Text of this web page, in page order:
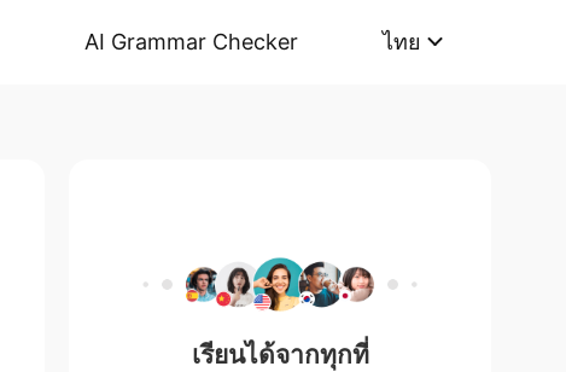
AI Grammar Checker ไทย
เรียนได้จากทุกที่